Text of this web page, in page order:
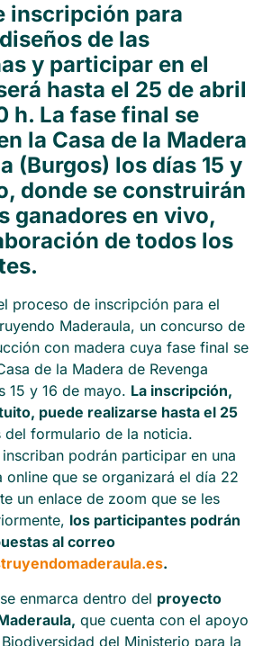
inscripción para
de las
y participar en el
hasta el 25 de abril
h. La fase final se
la Casa de la Madera
(Burgos) los días 15 y
donde se construirán
ganadores en vivo,
de todos los
proceso de inscripción para el
Maderaula, un concurso de
con madera cuya fase final se
de la Madera de Revenga
15 y 16 de mayo. La inscripción,
puede realizarse hasta el 25
del formulario de la noticia.
podrán participar en una
online que se organizará el día 22
un enlace de zoom que se les
los participantes podrán
al correo
.
enmarca dentro del proyecto
que cuenta con el apoyo
del Ministerio para la